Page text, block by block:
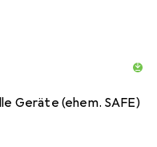
Geräte (ehem. SAFE)